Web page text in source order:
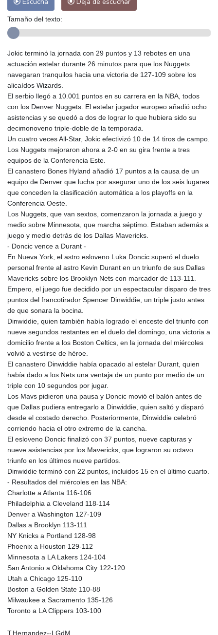
Tamaño del texto:
Jokic terminó la jornada con 29 puntos y 13 rebotes en una
actuación estelar durante 26 minutos para que los Nuggets
navegaran tranquilos hacia una victoria de 127-109 sobre los
alicaídos Wizards.
El serbio llegó a 10.001 puntos en su carrera en la NBA, todos
con los Denver Nuggets. El estelar jugador europeo añadió ocho
asistencias y se quedó a dos de lograr lo que hubiera sido su
decimonoveno triple-doble de la temporada.
Un cuatro veces All-Star, Jokic efectivizó 10 de 14 tiros de campo.
Los Nuggets mejoraron ahora a 2-0 en su gira frente a tres
equipos de la Conferencia Este.
El canastero Bones Hyland añadió 17 puntos a la causa de un
equipo de Denver que lucha por asegurar uno de los seis lugares
que conceden la clasificación automática a los playoffs en la
Conferencia Oeste.
Los Nuggets, que van sextos, comenzaron la jornada a juego y
medio sobre Minnesota, que marcha séptimo. Estaban además a
juego y medio detrás de los Dallas Mavericks.
- Doncic vence a Durant -
En Nueva York, el astro esloveno Luka Doncic superó el duelo
personal frente al astro Kevin Durant en un triunfo de sus Dallas
Mavericks sobre los Brooklyn Nets con marcador de 113-111.
Empero, el juego fue decidido por un espectacular disparo de tres
puntos del francotirador Spencer Dinwiddie, un triple justo antes
de que sonara la bocina.
Dinwiddie, quien también había logrado el enceste del triunfo con
nueve segundos restantes en el duelo del domingo, una victoria a
domicilio frente a los Boston Celtics, en la jornada del miércoles
volvió a vestirse de héroe.
El canastero Dinwiddie había opacado al estelar Durant, quien
había dado a los Nets una ventaja de un punto por medio de un
triple con 10 segundos por jugar.
Los Mavs pidieron una pausa y Doncic movió el balón antes de
que Dallas pudiera entregarlo a Dinwiddie, quien saltó y disparó
desde el costado derecho. Posteriormente, Dinwiddie celebró
corriendo hacia el otro extremo de la cancha.
El esloveno Doncic finalizó con 37 puntos, nueve capturas y
nueve asistencias por los Mavericks, que lograron su octavo
triunfo en los últimos nueve partidos.
Dinwiddie terminó con 22 puntos, incluidos 15 en el último cuarto.
- Resultados del miércoles en las NBA:
Charlotte a Atlanta 116-106
Philadelphia a Cleveland 118-114
Denver a Washington 127-109
Dallas a Brooklyn 113-111
NY Knicks a Portland 128-98
Phoenix a Houston 129-112
Minnesota a LA Lakers 124-104
San Antonio a Oklahoma City 122-120
Utah a Chicago 125-110
Boston a Golden State 110-88
Milwaukee a Sacramento 135-126
Toronto a LA Clippers 103-100
T.Hernandez--LGdM